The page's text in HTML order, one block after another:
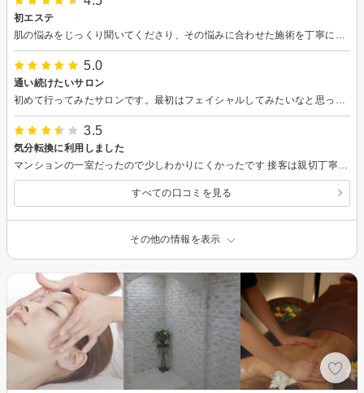
初エステ
5.0
通い続けたいサロン
3.5
気分転換に利用しました
マンションの一室だったので少しわかりにくかったです 接客は親切丁寧で私にあったプランの提供までいただいて気持ちよかったです よくあるエステの営業みたいなのものもなくて最後まで気持ちよく過ごさせていただきました
すべての口コミを見る
その他の情報を表示